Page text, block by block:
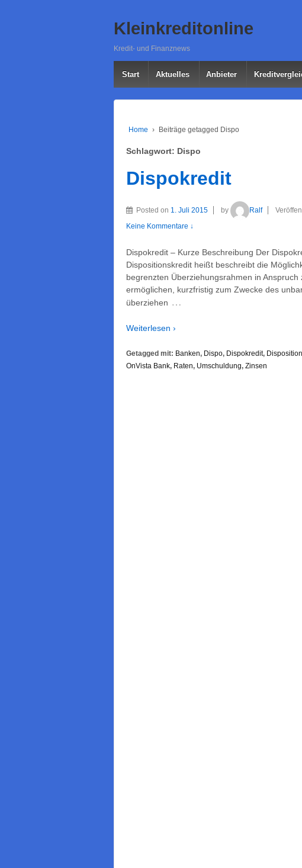
Kleinkreditonline
Kredit- und Finanznews
Start Aktuelles Anbieter
Home › Beiträge getagged Dispo
Schlagwort: Dispo
Dispokredit
Posted on 1. Juli 2015 by Ralf
Keine Kommentare ↓
Dispokredit – Kurze Beschreibung Der
Dispositionskredit heißt beschreibt die
begrenzten Überziehungsrahmen in
ermöglichen, kurzfristig zum Zwecke des
überziehen …
Weiterlesen ›
Getagged mit: Banken, Dispo, Dispokredit,
OnVista Bank, Raten, Umschuldung, Zinsen